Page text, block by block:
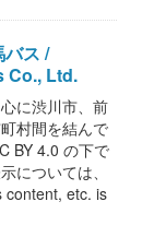
バス /
Co., Ltd.
に渋川市、前
村間を結んで
BY 4.0 の下で
については、
content, etc. is